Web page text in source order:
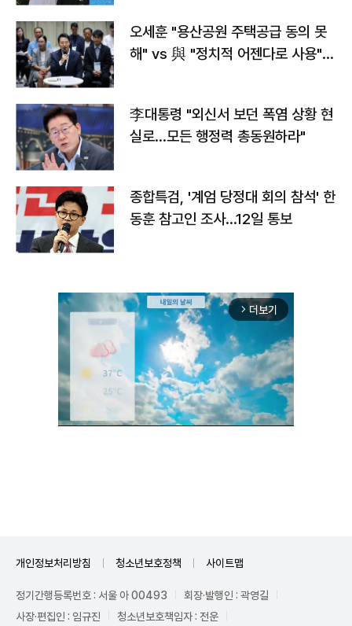
오세훈 "용산공원 주택공급 동의 못
해" vs 與 "정치적 어젠다로 사용"
李대통령 "외신서 보던 폭염 상황 현
실로…모든 행정력 총동원하라"
종합특검, '계엄 당정대 회의 참석' 한
동훈 참고인 조사...12일 통보
arrow_forward_ios 더보기
개인정보처리방침 청소년보호정책 사이트맵
정기간행등록번호 : 서울 아 00493
회장·발행인 : 곽영길
사장·편집인 : 임규진
청소년보호책임자 : 전운